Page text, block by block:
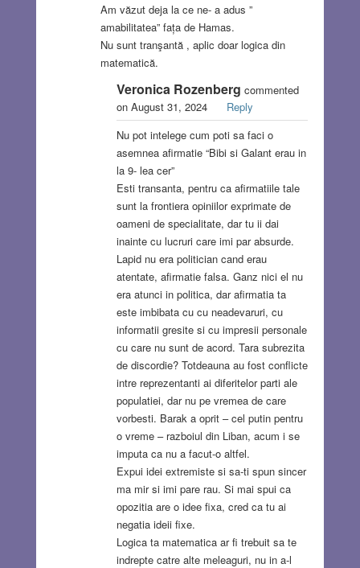
Am văzut deja la ce ne- a adus ”
amabilitatea” fața de Hamas.
Nu sunt tranşantă , aplic doar logica din
matematică.
Veronica Rozenberg commented
on August 31, 2024
Reply
Nu pot intelege cum poti sa faci o
asemnea afirmatie “Bibi si Galant erau in
la 9- lea cer”
Esti transanta, pentru ca afirmatiile tale
sunt la frontiera opiniilor exprimate de
oameni de specialitate, dar tu ii dai
inainte cu lucruri care imi par absurde.
Lapid nu era politician cand erau
atentate, afirmatie falsa. Ganz nici el nu
era atunci in politica, dar afirmatia ta
este imbibata cu cu neadevaruri, cu
informatii gresite si cu impresii personale
cu care nu sunt de acord. Tara subrezita
de discordie? Totdeauna au fost conflicte
intre reprezentanti ai diferitelor parti ale
populatiei, dar nu pe vremea de care
vorbesti. Barak a oprit – cel putin pentru
o vreme – razboiul din Liban, acum i se
imputa ca nu a facut-o altfel.
Expui idei extremiste si sa-ti spun sincer
ma mir si imi pare rau. Si mai spui ca
opozitia are o idee fixa, cred ca tu ai
negatia ideii fixe.
Logica ta matematica ar fi trebuit sa te
indrepte catre alte meleaguri, nu in a-l